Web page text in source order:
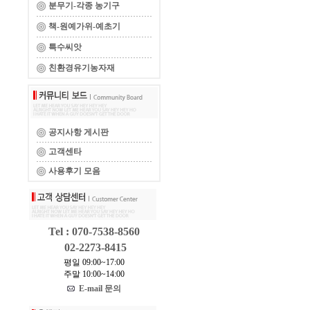
분무기-각종 농기구
책-원예가위-예초기
특수씨앗
친환경유기농자재
공지사항 게시판
고객센타
사용후기 모음
Tel : 070-7538-8560
02-2273-8415
평일 09:00~17:00
주말 10:00~14:00
E-mail 문의